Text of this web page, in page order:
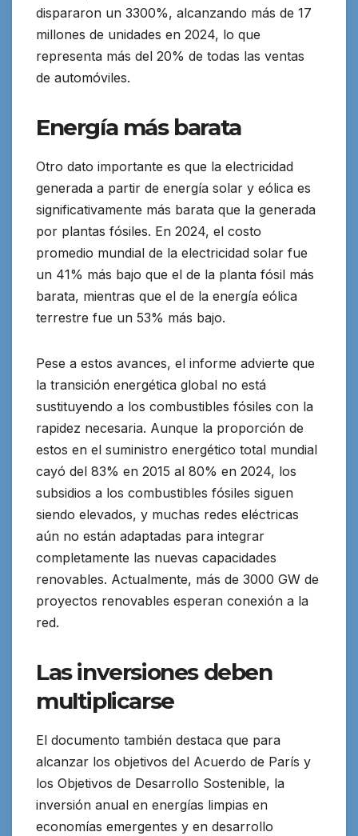
dispararon un 3300%, alcanzando más de 17
millones de unidades en 2024, lo que
representa más del 20% de todas las ventas
de automóviles.
Energía más barata
Otro dato importante es que la electricidad
generada a partir de energía solar y eólica es
significativamente más barata que la generada
por plantas fósiles. En 2024, el costo
promedio mundial de la electricidad solar fue
un 41% más bajo que el de la planta fósil más
barata, mientras que el de la energía eólica
terrestre fue un 53% más bajo.
Pese a estos avances, el informe advierte que
la transición energética global no está
sustituyendo a los combustibles fósiles con la
rapidez necesaria. Aunque la proporción de
estos en el suministro energético total mundial
cayó del 83% en 2015 al 80% en 2024, los
subsidios a los combustibles fósiles siguen
siendo elevados, y muchas redes eléctricas
aún no están adaptadas para integrar
completamente las nuevas capacidades
renovables. Actualmente, más de 3000 GW de
proyectos renovables esperan conexión a la
red.
Las inversiones deben
multiplicarse
El documento también destaca que para
alcanzar los objetivos del Acuerdo de París y
los Objetivos de Desarrollo Sostenible, la
inversión anual en energías limpias en
economías emergentes y en desarrollo